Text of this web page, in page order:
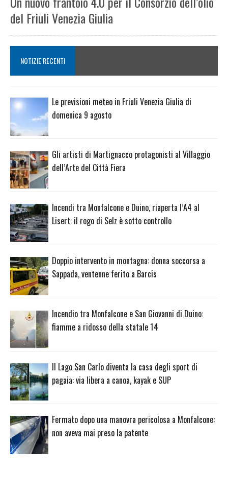
del Friuli Venezia Giulia
NOTIZIE RECENTI
Le previsioni meteo in Friuli Venezia Giulia di
domenica 9 agosto
Gli artisti di Martignacco protagonisti al Villaggio
dell’Arte del Città Fiera
Incendi tra Monfalcone e Duino, riaperta l’A4 al
Lisert: il rogo di Selz è sotto controllo
Doppio intervento in montagna: donna soccorsa a
Sappada, ventenne ferito a Barcis
Incendio tra Monfalcone e San Giovanni di Duino:
fiamme a ridosso della statale 14
Il Lago San Carlo diventa la casa degli sport di
pagaia: via libera a canoa, kayak e SUP
Fermato dopo una manovra pericolosa a Monfalcone:
non aveva mai preso la patente